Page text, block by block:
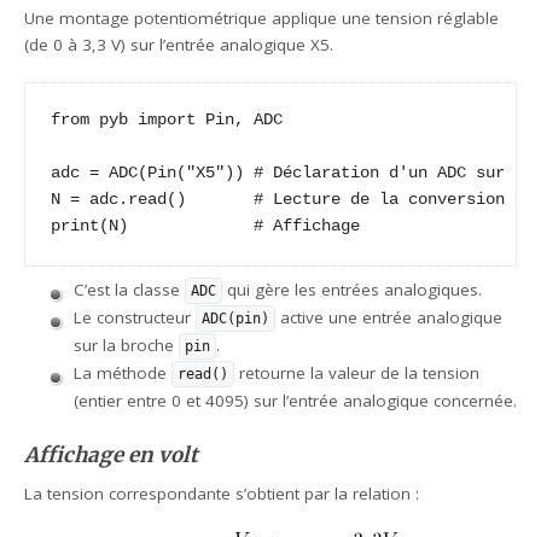
Une montage potentiométrique applique une tension réglable
(de 0 à 3,3 V) sur l’entrée analogique X5.
from pyb import Pin, ADC
adc = ADC(Pin("X5")) # Déclaration d'un ADC sur la
N = adc.read()       # Lecture de la conversion
print(N)             # Affichage
C’est la classe ADC
qui gère les entrées analogiques.
Le constructeur
ADC(pin)
active une entrée analogique
sur la broche
pin .
La méthode
read()
retourne la valeur de la tension
(entier entre 0 et 4095) sur l’entrée analogique concernée.
Affichage en volt
La tension correspondante s’obtient par la relation :